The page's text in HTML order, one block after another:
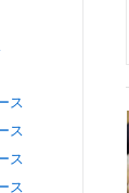
ス
ス
ス
ス